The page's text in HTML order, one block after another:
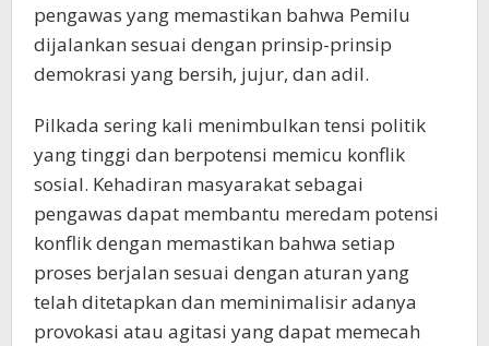
pengawas yang memastikan bahwa Pemilu
dijalankan sesuai dengan prinsip-prinsip
demokrasi yang bersih, jujur, dan adil.
Pilkada sering kali menimbulkan tensi politik
yang tinggi dan berpotensi memicu konflik
sosial. Kehadiran masyarakat sebagai
pengawas dapat membantu meredam potensi
konflik dengan memastikan bahwa setiap
proses berjalan sesuai dengan aturan yang
telah ditetapkan dan meminimalisir adanya
provokasi atau agitasi yang dapat memecah